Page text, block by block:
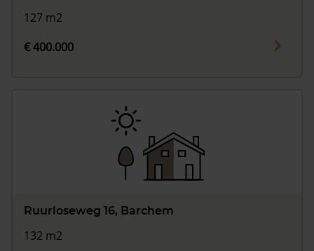
127 m2
€ 400.000
Ruurloseweg 16, Barchem
132 m2